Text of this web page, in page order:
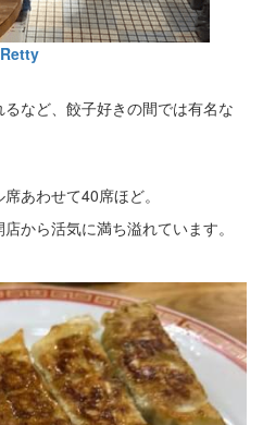
Retty
など、餃子好きの間では有名な
あわせて40席ほど。
から活気に満ち溢れています。